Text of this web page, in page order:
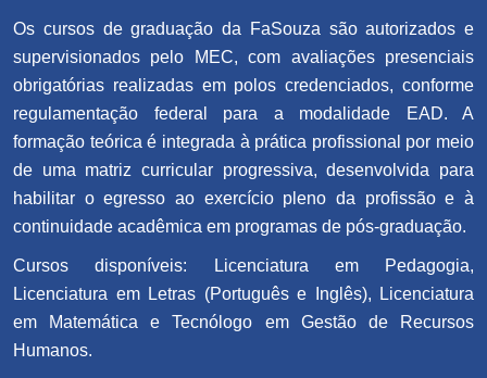
Os cursos de graduação da FaSouza são autorizados e
supervisionados pelo MEC, com avaliações presenciais
obrigatórias realizadas em polos credenciados, conforme
regulamentação federal para a modalidade EAD. A
formação teórica é integrada à prática profissional por meio
de uma matriz curricular progressiva, desenvolvida para
habilitar o egresso ao exercício pleno da profissão e à
continuidade acadêmica em programas de pós-graduação.
Cursos disponíveis: Licenciatura em Pedagogia,
Licenciatura em Letras (Português e Inglês), Licenciatura
em Matemática e Tecnólogo em Gestão de Recursos
Humanos.